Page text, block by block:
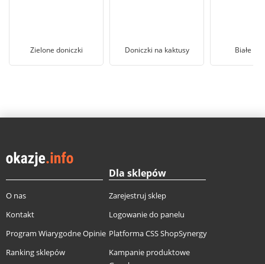
Zielone doniczki Doniczki na kaktusy Białe
O nas
Kontakt
Program Wiarygodne Opinie
Ranking sklepów
Dla sklepów
Zarejestruj sklep
Logowanie do panelu
Platforma CSS ShopSynergy
Kampanie produktowe